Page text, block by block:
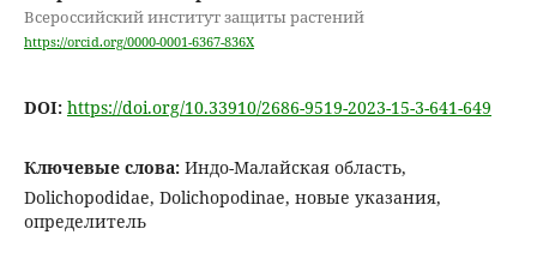
Всероссийский институт защиты растений
https://orcid.org/0000-0001-6367-836X
DOI: https://doi.org/10.33910/2686-9519-2023-15-3-641-649
Ключевые слова: Индо-Малайская область,
Dolichopodidae, Dolichopodinae, новые указания,
определитель